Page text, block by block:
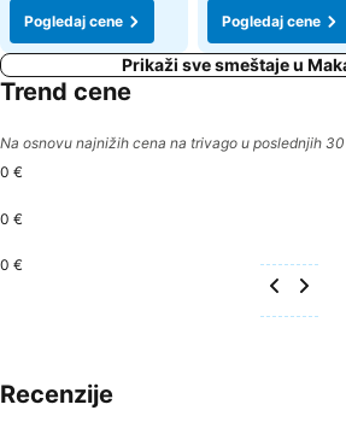
Pogledaj cene Pogledaj cene
Prikaži sve smeštaje u
Trend cene
Na osnovu najnižih cena na trivago u poslednjih
0 €
0 €
0 €
Recenzije